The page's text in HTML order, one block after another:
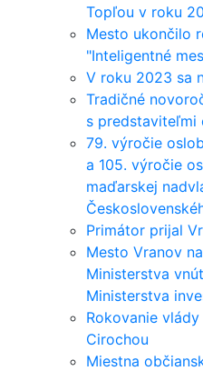
Topľou v roku
Mesto ukončilo
"Inteligentné
V roku 2023 sa
Tradičné
s predstaviteľmi
79. výročie
a 105. výročie
maďarskej
Primátor prijal
Mesto Vranov
Ministerstva
Ministerstva
Rokovanie
Cirochou
Miestna